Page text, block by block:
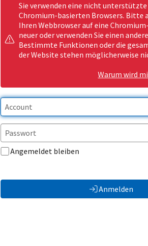
Sie verwenden eine nicht unterstützte
Chromium-basierten Browsers. Bitte
Ihren Webbrowser auf eine
neuer oder verwenden Sie einen
Bestimmte Funktionen oder die
der Website stehen möglicherweise
Warum wird
Angemeldet bleiben
Anmelden